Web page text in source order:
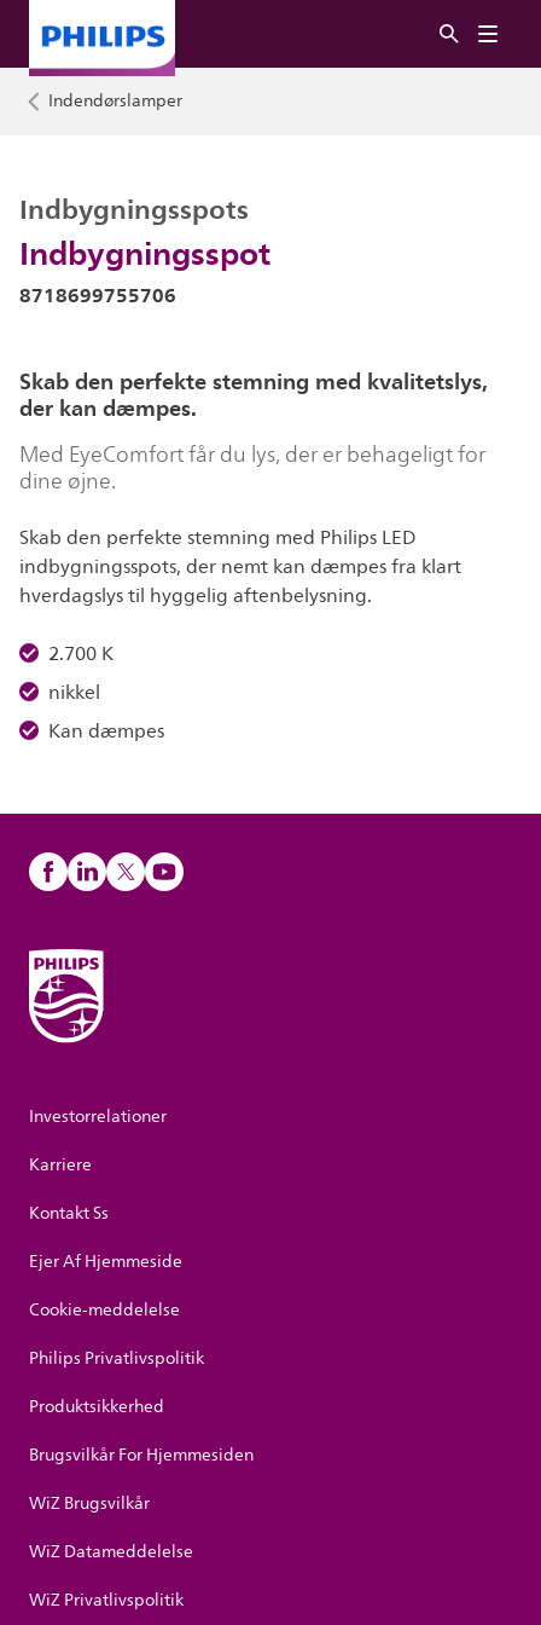
Indendørslamper
Indbygningsspot
Indbygningsspots
8718699755706
Skab den perfekte stemning med kvalitetslys,
der kan dæmpes.
Med EyeComfort får du lys, der er behageligt for
dine øjne.
Skab den perfekte stemning med Philips LED
indbygningsspots, der nemt kan dæmpes fra klart
hverdagslys til hyggelig aftenbelysning.
2.700 K
nikkel
Kan dæmpes
Investorrelationer
Karriere
Kontakt Ss
Ejer Af Hjemmeside
Cookie-meddelelse
Philips Privatlivspolitik
Produktsikkerhed
Brugsvilkår For Hjemmesiden
WiZ Brugsvilkår
WiZ Datameddelelse
WiZ Privatlivspolitik